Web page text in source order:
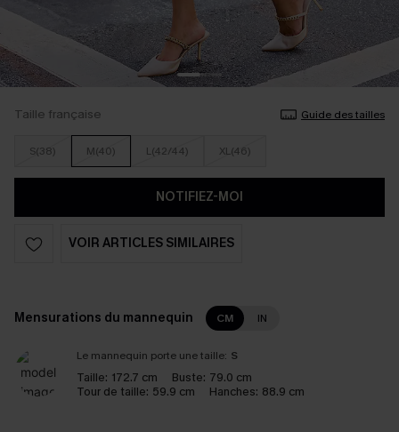
Taille française Guide des tailles
S(38) M(40) L(42/44) XL(46)
NOTIFIEZ-MOI
VOIR ARTICLES SIMILAIRES
Mensurations du mannequin CM IN
Le mannequin porte une taille: S
Taille: 172.7 cm Buste: 79.0 cm
Tour de taille: 59.9 cm Hanches: 88.9 cm